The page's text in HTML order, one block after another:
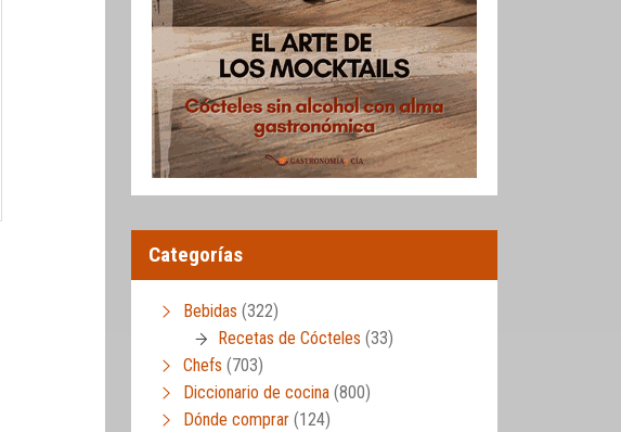
Categorías
Bebidas (322)
Recetas de Cócteles (33)
Chefs (703)
Diccionario de cocina (800)
Dónde comprar (124)